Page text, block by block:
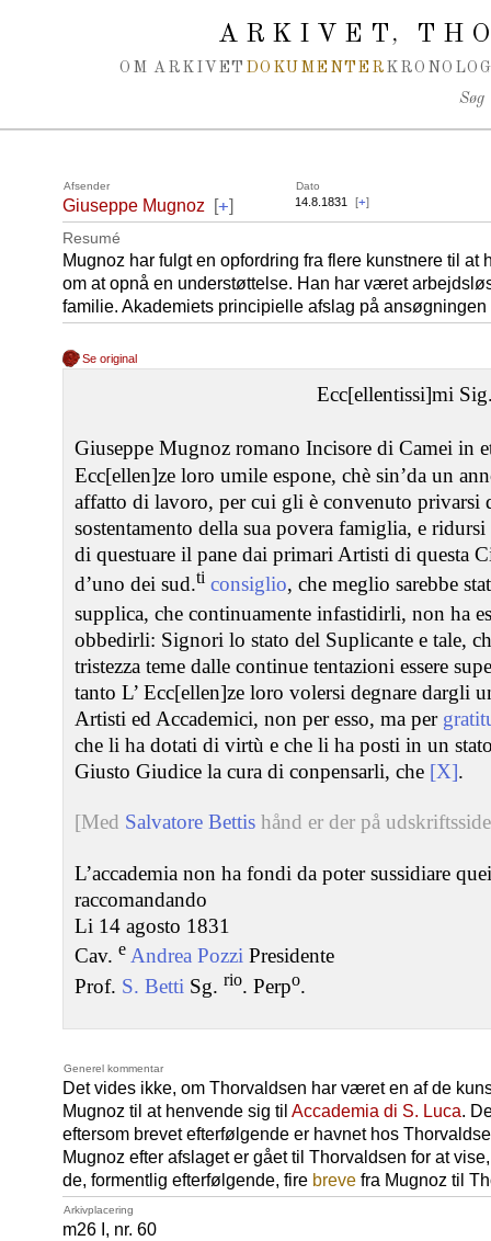
ARKIVET,
OM ARKIVET DOKUMENTER
Søg
Afsender Dato
Giuseppe Mugnoz [+] 14.8.1831 [+]
Resumé
Mugnoz har fulgt en opfordring fra flere kunstnere til at
om at opnå en understøttelse. Han har været
familie. Akademiets principielle afslag på ansøgningen
Se original
Ecc[ellentissi]mi
Giuseppe Mugnoz romano Incisore di Camei in
Ecc[ellen]ze loro umile espone, chè sin’da un
affatto di lavoro, per cui gli è convenuto privarsi
sostentamento della sua povera famiglia, e
di questuare il pane dai primari Artisti di questa
d’uno dei sud.ti consiglio, che meglio sarebbe
supplica, che continuamente infastidirli, non ha
obbedirli: Signori lo stato del Suplicante e tale,
tristezza teme dalle continue tentazioni essere
tanto L’ Ecc[ellen]ze loro volersi degnare dargli
Artisti ed Accademici, non per esso, ma per
che li ha dotati di virtù e che li ha posti in un
Giusto Giudice la cura di conpensarli, che [X].
[Med Salvatore Bettis hånd er der på
L’accademia non ha fondi da poter sussidiare
raccomandando
Li 14 agosto 1831
Cav. e Andrea Pozzi Presidente
Prof. S. Betti Sg. rio. Perpo.
Generel kommentar
Det vides ikke, om Thorvaldsen har været en af de
Mugnoz til at henvende sig til Accademia di S. Luca.
eftersom brevet efterfølgende er havnet hos
Mugnoz efter afslaget er gået til Thorvaldsen for at
de, formentlig efterfølgende, fire breve fra Mugnoz til
Arkivplacering
m26 I, nr. 60